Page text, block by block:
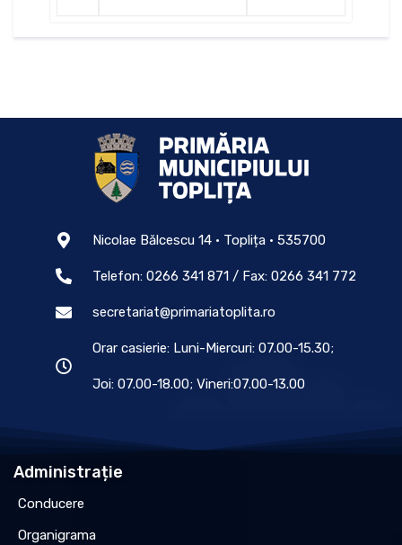
Nicolae Bălcescu 14 • Toplița • 535700
Telefon: 0266 341 871 / Fax: 0266 341 772
secretariat@primariatoplita.ro
Orar casierie: Luni-Miercuri: 07.00-15.30;
Joi: 07.00-18.00; Vineri:07.00-13.00
Administrație
Conducere
Organigrama